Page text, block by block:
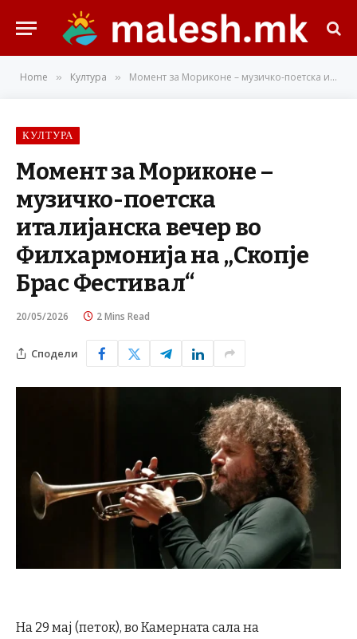
Home » Култура » Момент за Мориконе – музичко-поетска италијанска вечер во Филхармонија на „Скопје Брас Фестивал“
КУЛТУРА
Момент за Мориконе –
музичко-поетска
италијанска вечер во
Филхармонија на „Скопје
Брас Фестивал“
20/05/2026 2 Mins Read
Сподели
На 29 мај (петок), во Камерната сала на